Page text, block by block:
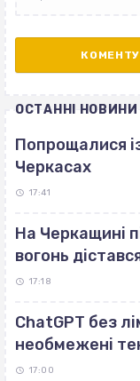
ОСТАННІ НОВИНИ
Попрощалися
Черкасах
17:41
На Черкащині
вогонь
17:18
ChatGPT без
необмежені
17:00